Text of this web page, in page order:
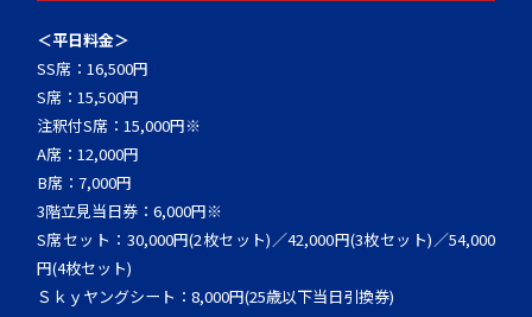
＜平日料金＞
SS席：16,500円
S席：15,500円
注釈付S席：15,000円※
A席：12,000円
B席：7,000円
3階立見当日券：6,000円※
S席セット：30,000円(2枚セット)／42,000円(3枚セット)／54,000
円(4枚セット)
Ｓｋｙヤングシート：8,000円(25歳以下当日引換券)